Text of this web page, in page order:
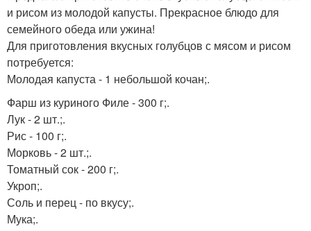
и рисом из молодой капусты. Прекрасное блюдо для
семейного обеда или ужина!
Для приготовления вкусных голубцов с мясом и рисом
потребуется:
Молодая капуста - 1 небольшой кочан;.
Фарш из куриного Филе - 300 г;.
Лук - 2 шт.;.
Рис - 100 г;.
Морковь - 2 шт.;.
Томатный сок - 200 г;.
Укроп;.
Соль и перец - по вкусу;.
Мука;.